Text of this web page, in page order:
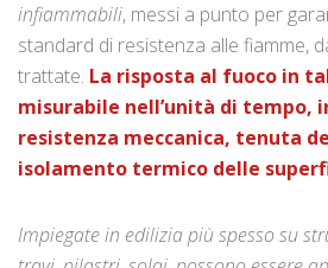
infiammabili, messi a punto per
standard di resistenza alle fiamme,
trattate. La risposta al fuoco in
misurabile nell’unità di tempo,
resistenza meccanica, tenuta
isolamento termico delle
Impiegate in edilizia più spesso su